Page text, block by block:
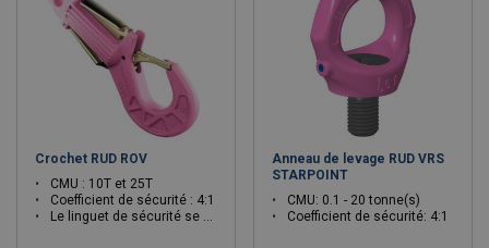
Crochet RUD ROV
CMU : 10T et 25T
Coefficient de sécurité : 4:1
Le linguet de sécurité se verrouille en position fermée
Anneau de levage RUD VRS
STARPOINT
CMU: 0.1 - 20 tonne(s)
Coefficient de sécurité: 4:1